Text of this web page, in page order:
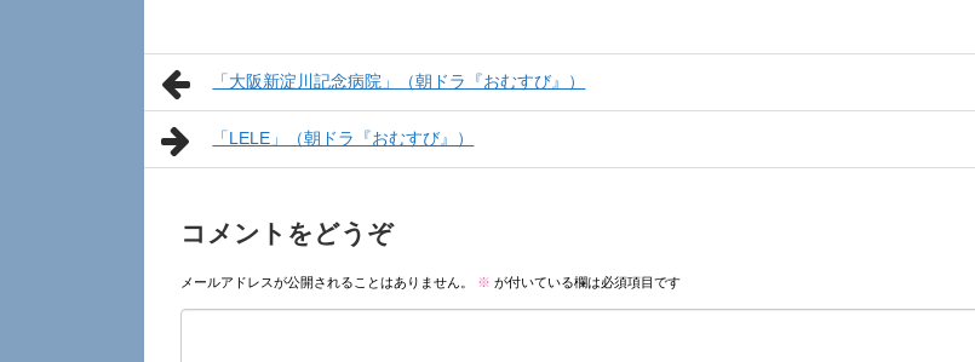
「大阪新淀川記念病院」（朝ドラ『おむすび』）
「LELE」（朝ドラ『おむすび』）
コメントをどうぞ
メールアドレスが公開されることはありません。 ※ が付いている欄は必須項目です